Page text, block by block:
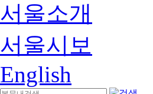
서울소개
서울시보
English